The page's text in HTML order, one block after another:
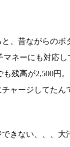
、昔ながらのボ
マネーにも対応
も残高が2,500円
ャージしてたん
きない、、、大